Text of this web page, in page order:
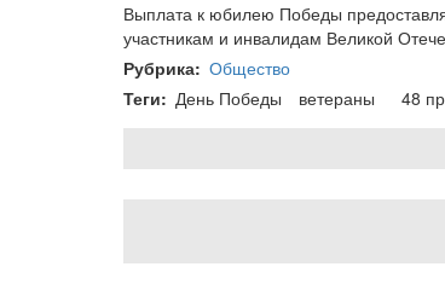
Выплата к юбилею Победы
участникам и инвалидам Великой
Рубрика Общество
Теги
День Победы ветераны 48